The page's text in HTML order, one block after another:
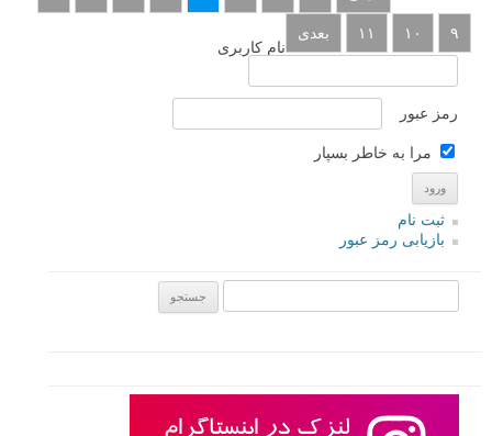
۹ ۱۰ ۱۱
بعدی
نام کاربری
رمز عبور
مرا به خاطر بسپار
ثبت نام
بازیابی رمز عبور